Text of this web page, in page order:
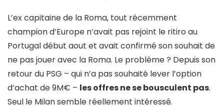
L’ex capitaine de la Roma, tout récemment
champion d’Europe n’avait pas rejoint le ritiro au
Portugal début aout et avait confirmé son souhait de
ne pas jouer avec la Roma. Le problème ? Depuis son
retour du PSG – qui n’a pas souhaité lever l’option
d’achat de 9M€ – les offres ne se bousculent pas.
Seul le Milan semble réellement intéressé.